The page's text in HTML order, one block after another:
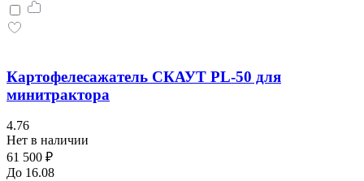
Картофелесажатель СКАУТ PL-50 для
минитрактора
4.76
Нет в наличии
61 500 ₽
До 16.08